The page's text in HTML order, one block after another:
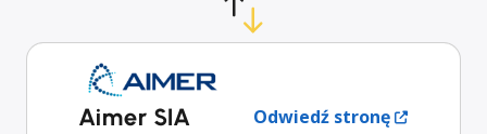
Aimer SIA Odwiedź stronę